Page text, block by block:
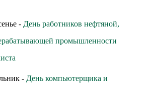
- День работников нефтяной,
промышленности
- День компьютерщика и